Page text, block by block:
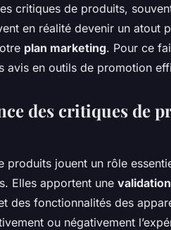
critiques de produits,
en réalité devenir un atout
plan marketing. Pour ce
avis en outils de promotion
des critiques de
produits jouent un rôle
Elles apportent une
des fonctionnalités des
ou négativement